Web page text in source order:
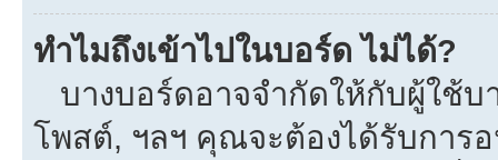
ทำไมถึงเข้าไปในบอร์ด ไม่ได้?
บางบอร์ดอาจจำกัดให้กับผู้ใช้บ
โพสต์, ฯลฯ คุณจะต้องได้รับการ